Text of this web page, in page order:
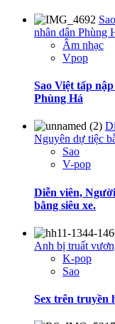
nhân dân Phùng
Âm nhạc
Vpop
Sao Việt tấp
Phùng Há
Nguyên dự tiệc
Sao
V-pop
Diễn viên,
bằng siêu xe.
Anh bị truất
K-pop
Sao
Sex trên truyền